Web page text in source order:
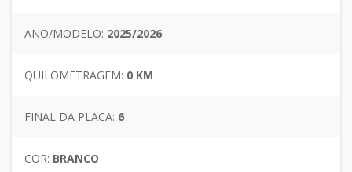
ANO/MODELO: 2025/2026
QUILOMETRAGEM: 0 KM
FINAL DA PLACA: 6
COR: BRANCO